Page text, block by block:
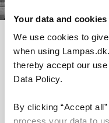
Your data and cookies
We use cookies to
when using
thereby accept our
Data Policy.
By clicking “Accept
process your data to
Har du
videre med dit